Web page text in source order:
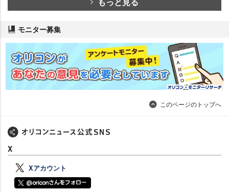
モニター募集
このページのトップへ
X
Xアカウント